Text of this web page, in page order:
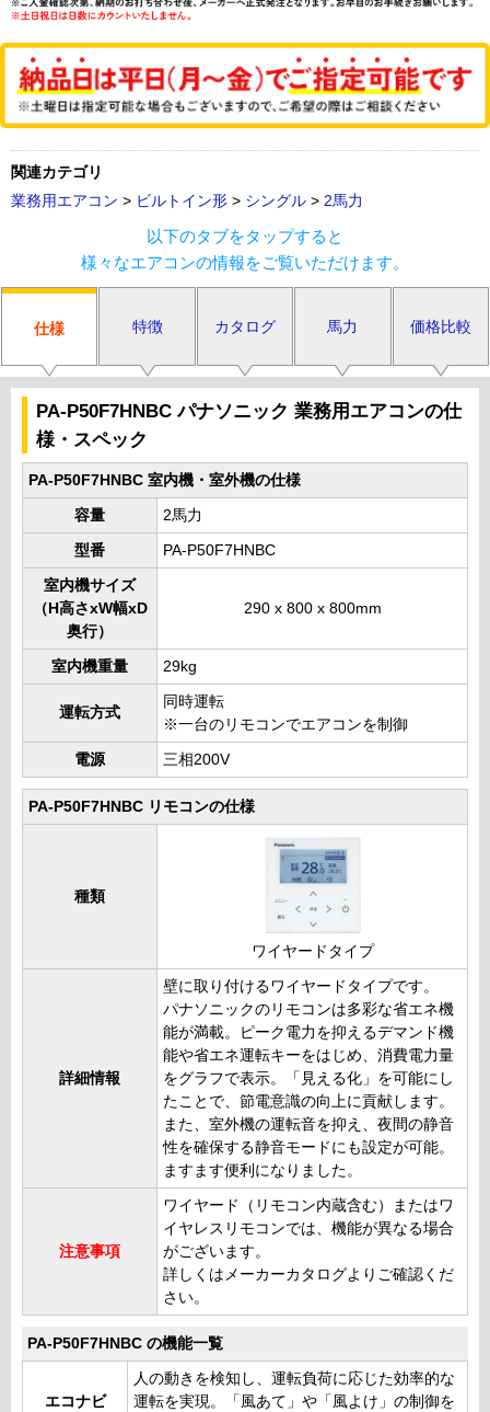
関連カテゴリ
業務用エアコン > ビルトイン形 > シングル > 2馬力
以下のタブをタップすると
様々なエアコンの情報をご覧いただけます。
仕様 特徴 カタログ 馬力 価格比較
PA-P50F7HNBC パナソニック 業務用エアコンの仕
様・スペック
PA-P50F7HNBC 室内機・室外機の仕様
容量 2馬力
型番 PA-P50F7HNBC
室内機サイズ
（H高さxW幅xD
奥行）
290 x 800 x 800mm
室内機重量 29kg
運転方式
同時運転
※一台のリモコンでエアコンを制御
電源 三相200V
PA-P50F7HNBC リモコンの仕様
種類
ワイヤードタイプ
詳細情報
壁に取り付けるワイヤードタイプです。
パナソニックのリモコンは多彩な省エネ機
能が満載。ピーク電力を抑えるデマンド機
能や省エネ運転キーをはじめ、消費電力量
をグラフで表示。「見える化」を可能にし
たことで、節電意識の向上に貢献します。
また、室外機の運転音を抑え、夜間の静音
性を確保する静音モードにも設定が可能。
ますます便利になりました。
注意事項
ワイヤード（リモコン内蔵含む）またはワ
イヤレスリモコンでは、機能が異なる場合
がございます。
詳しくはメーカーカタログよりご確認くだ
さい。
PA-P50F7HNBC の機能一覧
エコナビ
人の動きを検知し、運転負荷に応じた効率的な
運転を実現。「風あて」や「風よけ」の制御を